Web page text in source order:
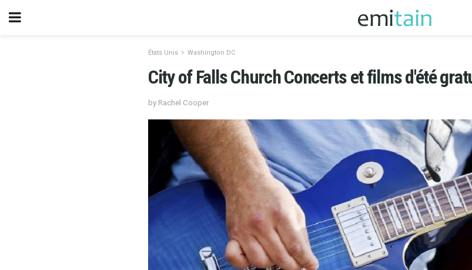
États Unis Washington DC
City of Falls Church Concerts et films d'été
by Rachel Cooper